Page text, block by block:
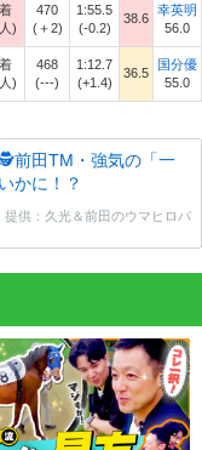
)
470
(＋2)
1:55.5
(-0.2)
38.6
幸英明
56.0
)
468
(---)
1:12.7
(+1.4)
36.5
国分優
55.0
前田TM・強気の「一
かに！？
提供：久光＆前田のウマヒロバ